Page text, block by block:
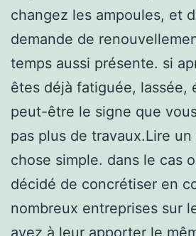
changez les ampoules, et
demande de
temps aussi présente. si
êtes déjà fatiguée, lassée,
peut-être le signe que
pas plus de travaux.Lire un
chose simple. dans le cas
décidé de concrétiser en
nombreux entreprises sur
avez à leur apporter le